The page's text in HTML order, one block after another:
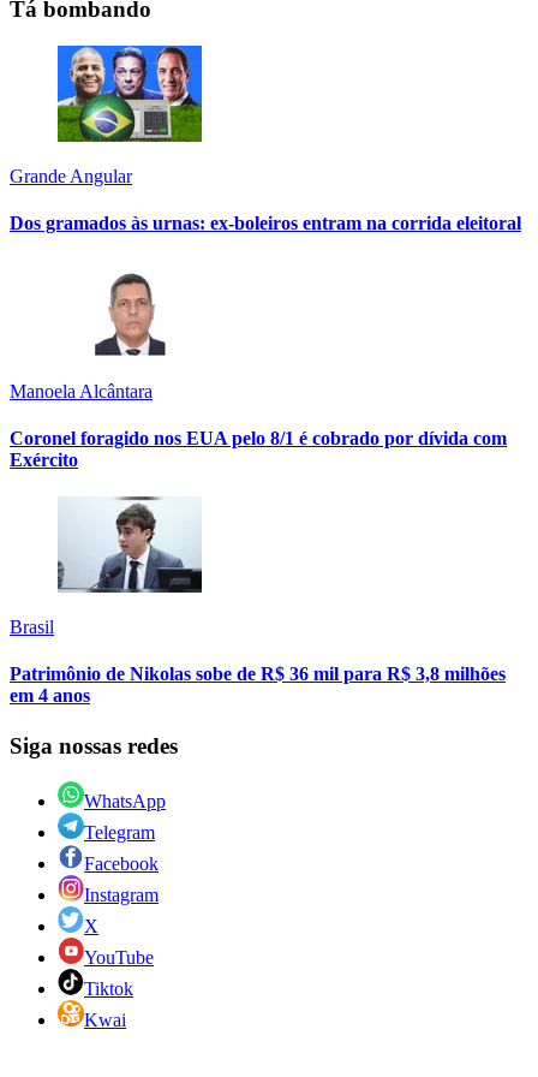
Tá bombando
Grande Angular
Dos gramados às urnas: ex-boleiros entram na corrida eleitoral
Manoela Alcântara
Coronel foragido nos EUA pelo 8/1 é cobrado por dívida com
Exército
Brasil
Patrimônio de Nikolas sobe de R$ 36 mil para R$ 3,8 milhões
em 4 anos
Siga nossas redes
WhatsApp
Telegram
Facebook
Instagram
X
YouTube
Tiktok
Kwai